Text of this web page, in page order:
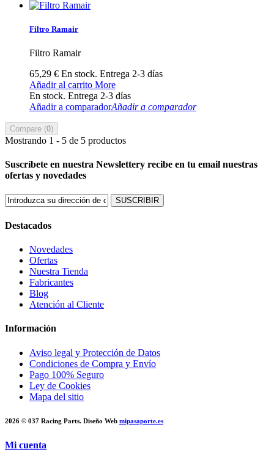
Filtro Ramair
Filtro Ramair
65,29 € En stock. Entrega 2-3 días
Añadir al carrito More
En stock. Entrega 2-3 días
Añadir a comparadorAñadir a comparador
Compare (0)
Mostrando 1 - 5 de 5 productos
Suscríbete en nuestra Newslettery recibe en tu email nuestras
ofertas y novedades
SUSCRIBIR
Destacados
Novedades
Ofertas
Nuestra Tienda
Fabricantes
Blog
Atención al Cliente
Información
Aviso legal y Protección de Datos
Condiciones de Compra y Envío
Pago 100% Seguro
Ley de Cookies
Mapa del sitio
2026 © 037 Racing Parts. Diseño Web mipasaporte.es
Mi cuenta